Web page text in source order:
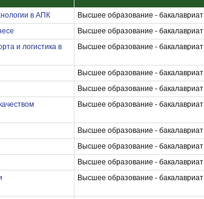
в АПК Высшее образование - бакалавриат
Высшее образование - бакалавриат
и логистика в
Высшее образование - бакалавриат
Высшее образование - бакалавриат
Высшее образование - бакалавриат
Высшее образование - бакалавриат
Высшее образование - бакалавриат
Высшее образование - бакалавриат
Высшее образование - бакалавриат
Высшее образование - бакалавриат